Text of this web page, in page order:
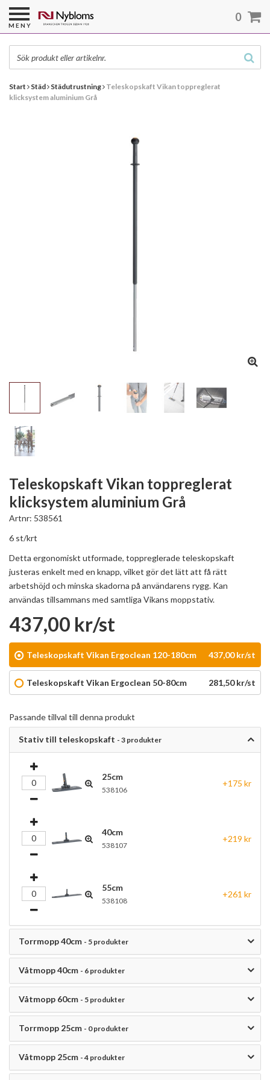
Start Städ Städutrustning Teleskopskaft Vikan toppreglerat
klicksystem aluminium Grå
Teleskopskaft Vikan toppreglerat
klicksystem aluminium Grå
Artnr: 538561
6 st/krt
Detta ergonomiskt utformade, toppreglerade teleskopskaft
justeras enkelt med en knapp, vilket gör det lätt att få rätt
arbetshöjd och minska skadorna på användarens rygg. Kan
användas tillsammans med samtliga Vikans moppstativ.
437,00 kr/st
Teleskopskaft Vikan Ergoclean 120-180cm 437,00 kr/st
Teleskopskaft Vikan Ergoclean 50-80cm 281,50 kr/st
Passande tillval till denna produkt
Stativ till teleskopskaft - 3 produkter
25cm
538106
+175 kr
40cm
538107
+219 kr
55cm
538108
+261 kr
Torrmopp 40cm - 5 produkter
Våtmopp 40cm - 6 produkter
Våtmopp 60cm - 5 produkter
Torrmopp 25cm - 0 produkter
Våtmopp 25cm - 4 produkter
MENY
0